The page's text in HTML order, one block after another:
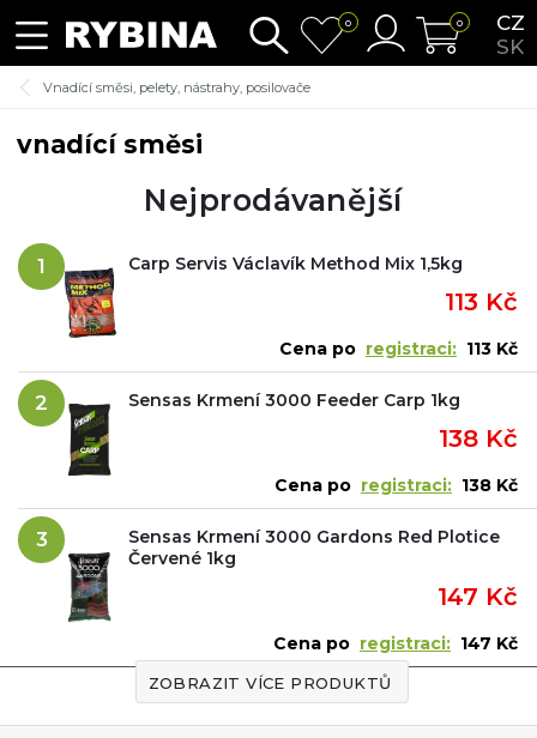
CZ
SK
0 0
Vnadící směsi, pelety, nástrahy, posilovače
vnadící směsi
Nejprodávanější
1 Carp Servis Václavík Method Mix 1,5kg
113 Kč
Cena po registraci: 113 Kč
2 Sensas Krmení 3000 Feeder Carp 1kg
138 Kč
Cena po registraci: 138 Kč
3
Sensas Krmení 3000 Gardons Red Plotice
Červené 1kg
147 Kč
Cena po registraci: 147 Kč
ZOBRAZIT VÍCE PRODUKTŮ